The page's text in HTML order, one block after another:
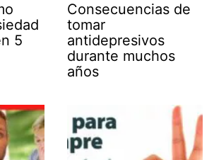
5
Consecuencias de
tomar
antidepresivos
durante muchos
años